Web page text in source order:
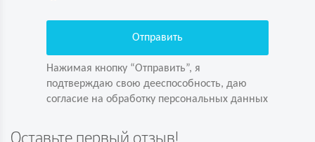
Нажимая кнопку “Отправить”, я
подтверждаю свою дееспособность, даю
согласие на обработку персональных данных
Нажимая кнопку “Отправить”, я
согласие на обработку персональных данных
Задайте вопрос первым!